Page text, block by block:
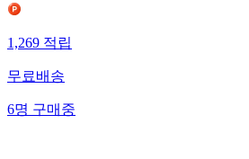
1,269적립
무료배송
6명구매중